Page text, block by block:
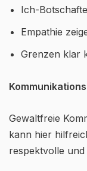
Ich-
Empathie
Grenzen klar
Gewaltfreie
kann hier
respektvolle